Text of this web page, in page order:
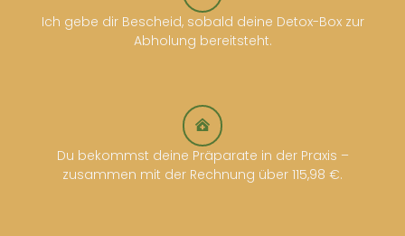
Ich gebe dir Bescheid, sobald deine Detox-Box zur
Abholung bereitsteht.
Du bekommst deine Präparate in der Praxis –
zusammen mit der Rechnung über 115,98 €.